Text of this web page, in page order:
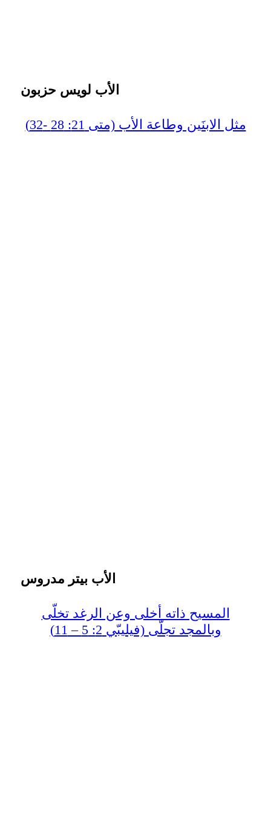
الأب لويس حزبون
مثل الابنَين وطاعة الأب (متى 21: 28 -32)
الأب بيتر مدروس
المسيح ذاته أخلى وعن الرغد تخلّى
وبالمجد تجلّى (فيليبّي 2: 5 – 11)